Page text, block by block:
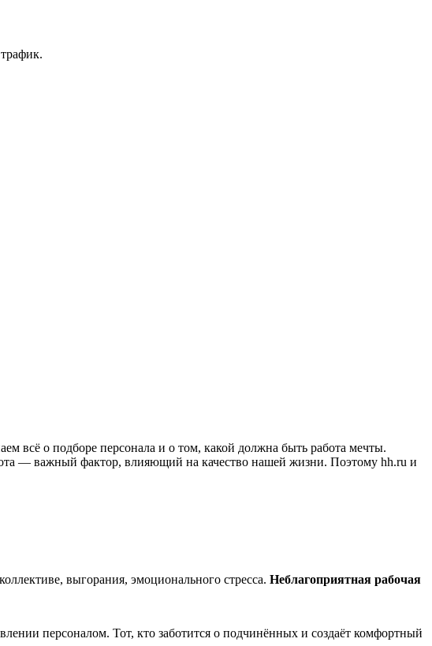
всё о подборе персонала и о том, какой должна быть работа мечты.
— важный фактор, влияющий на качество нашей жизни. Поэтому hh.ru и
выгорания, эмоционального стресса. Неблагоприятная рабочая
персоналом. Тот, кто заботится о подчинённых и создаёт комфортный